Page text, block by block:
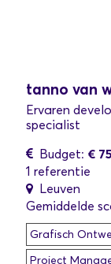
tanno van
Ervaren
specialist
Budget: € 75
1 referentie
Leuven
Gemiddelde
Grafisch
Project